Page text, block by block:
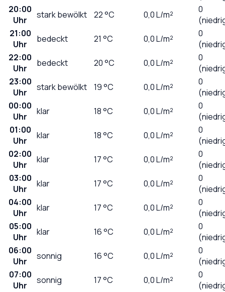
20:00
Uhr
stark bewölkt 22°C 0,0L/m²
0
21:00
Uhr
bedeckt 21 °C 0,0L/m²
0
22:00
Uhr
bedeckt 20°C 0,0L/m²
0
23:00
Uhr
stark bewölkt 19°C 0,0L/m²
0
00:00
Uhr
klar 18°C 0,0L/m²
0
01:00
Uhr
klar 18°C 0,0L/m²
0
02:00
Uhr
klar 17°C 0,0L/m²
0
03:00
Uhr
klar 17°C 0,0L/m²
0
04:00
Uhr
klar 17°C 0,0L/m²
0
05:00
Uhr
klar 16°C 0,0L/m²
0
06:00
Uhr
sonnig 16°C 0,0L/m²
0
07:00
Uhr
sonnig 17°C 0,0L/m²
0